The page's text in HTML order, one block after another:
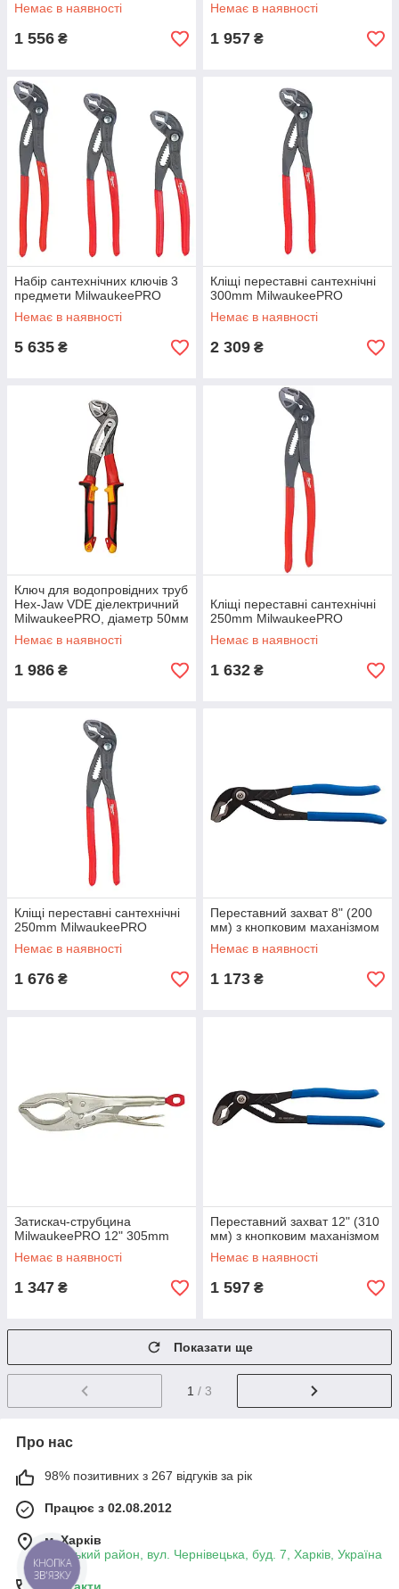
Немає в наявності
1 556 ₴
Немає в наявності
1 957 ₴
Набір сантехнічних ключів 3
предмети MilwaukeePRO
Немає в наявності
5 635 ₴
Кліщі переставні сантехнічні
300mm MilwaukeePRO
Немає в наявності
2 309 ₴
Ключ для водопровідних труб
Hex-Jaw VDE діелектричний
MilwaukeePRO, діаметр 50мм
Немає в наявності
1 986 ₴
Кліщі переставні сантехнічні
250mm MilwaukeePRO
Немає в наявності
1 632 ₴
Кліщі переставні сантехнічні
250mm MilwaukeePRO
Немає в наявності
1 676 ₴
Переставний захват 8" (200
мм) з кнопковим маханізмом
Немає в наявності
1 173 ₴
Затискач-струбцина
MilwaukeePRO 12" 305mm
Немає в наявності
1 347 ₴
Переставний захват 12" (310
мм) з кнопковим маханізмом
Немає в наявності
1 597 ₴
Показати ще
1 / 3
Про нас
98% позитивних з 267 відгуків за рік
Працює з 02.08.2012
м. Харків
Київський район, вул. Чернівецька, буд. 7, Харків, Україна
КНОПКА
ЗВ'ЯЗКУ